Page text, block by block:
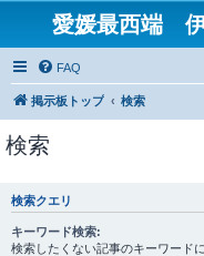
愛媛最西端
FAQ
掲示板トップ 検索
検索
検索クエリ
キーワード検索:
検索したくない記事のキーワード